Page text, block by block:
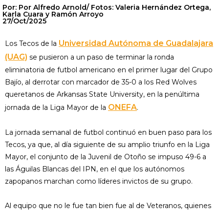
Por: Por Alfredo Arnold/ Fotos: Valeria Hernández Ortega,
Karla Cuara y Ramón Arroyo
27/Oct/2025
Los Tecos de la Universidad Autónoma de Guadalajara
(UAG) se pusieron a un paso de terminar la ronda
eliminatoria de futbol americano en el primer lugar del Grupo
Bajío, al derrotar con marcador de 35-0 a los Red Wolves
queretanos de Arkansas State University, en la penúltima
jornada de la Liga Mayor de la ONEFA.
La jornada semanal de futbol continuó en buen paso para los
Tecos, ya que, al día siguiente de su amplio triunfo en la Liga
Mayor, el conjunto de la Juvenil de Otoño se impuso 49-6 a
las Águilas Blancas del IPN, en el que los autónomos
zapopanos marchan como líderes invictos de su grupo.
Al equipo que no le fue tan bien fue al de Veteranos, quienes